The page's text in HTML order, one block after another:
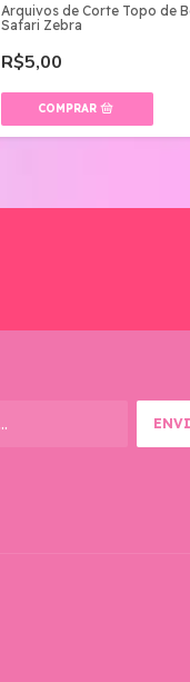
Arquivos de Corte Topo de
Safari Zebra
R$5,00